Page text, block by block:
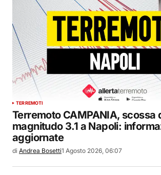
TERREMOTI
Terremoto CAMPANIA, scossa
magnitudo 3.1 a Napoli:
aggiornate
di Andrea Bosetti1 Agosto 2026, 06:07